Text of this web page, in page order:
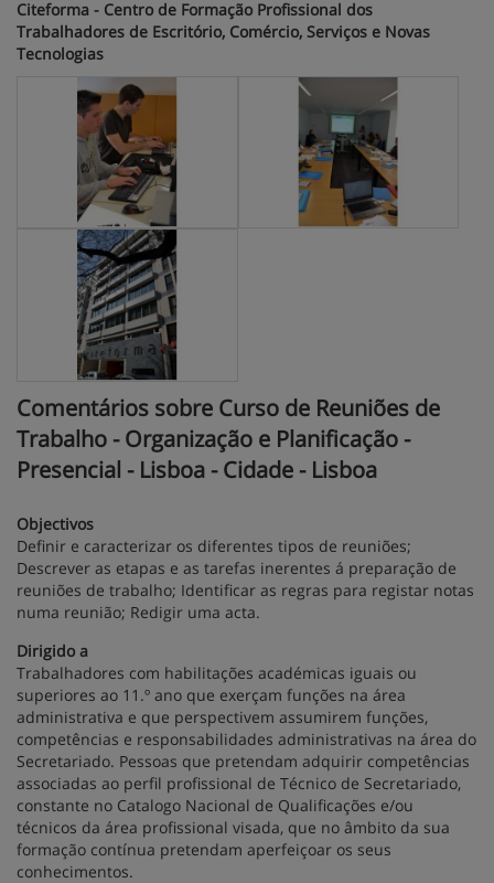
Citeforma - Centro de Formação Profissional dos
Trabalhadores de Escritório, Comércio, Serviços e Novas
Tecnologias
Comentários sobre Curso de Reuniões de
Trabalho - Organização e Planificação -
Presencial - Lisboa - Cidade - Lisboa
Objectivos
Definir e caracterizar os diferentes tipos de reuniões;
Descrever as etapas e as tarefas inerentes á preparação de
reuniões de trabalho; Identificar as regras para registar notas
numa reunião; Redigir uma acta.
Dirigido a
Trabalhadores com habilitações académicas iguais ou
superiores ao 11.º ano que exerçam funções na área
administrativa e que perspectivem assumirem funções,
competências e responsabilidades administrativas na área do
Secretariado. Pessoas que pretendam adquirir competências
associadas ao perfil profissional de Técnico de Secretariado,
constante no Catalogo Nacional de Qualificações e/ou
técnicos da área profissional visada, que no âmbito da sua
formação contínua pretendam aperfeiçoar os seus
conhecimentos.